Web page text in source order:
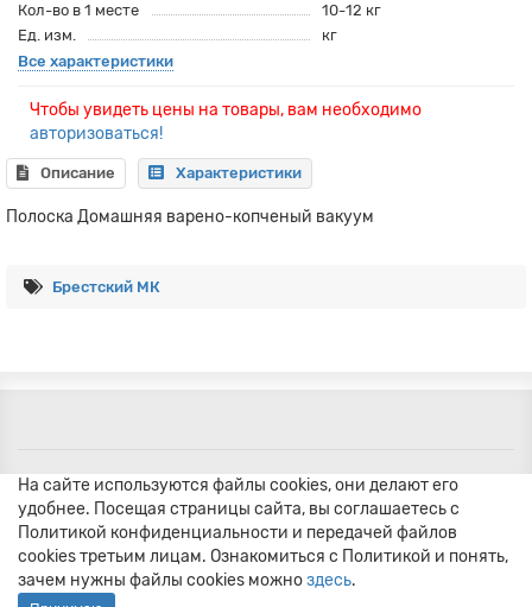
Кол-во в 1 месте
10-12 кг
Ед. изм.
кг
Все характеристики
Чтобы увидеть цены на товары, вам необходимо
авторизоваться!
Описание Характеристики
Полоска Домашняя варено-копченый вакуум
Брестский МК
На сайте используются файлы cookies, они делают его
удобнее. Посещая страницы сайта, вы соглашаетесь с
Политикой конфиденциальности и передачей файлов
cookies третьим лицам. Ознакомиться с Политикой и понять,
зачем нужны файлы сookies можноздесь.